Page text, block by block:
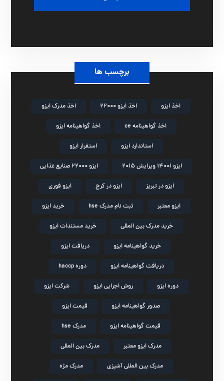
برچسب ها
اخذ ایزو اخذ ایزو 22000 اخذ مدرک ایزو
اخذ گواهینامه ce اخذ گواهینامه ایزو
استاندارد ایزو استقرار ایزو
ایزو 14001 ویرایش 2015 ایزو 22000 صنایع غذایی
ایزو در تبریز ایزو در کرج ایزو فوری
ایزو معتبر ثبت نام مدرک hse خرید ایزو
خرید مدرک بین المللی خرید مستندات ایزو
خرید گواهینامه ایزو دریافت ایزو
دریافت گواهینامه ایزو دوره haccp
دوره ایزو روش اجرایی ایزو شرکت ایزو
صدور گواهینامه ایزو قیمت ایزو
قیمت گواهینامه ایزو مدرک hse
مدرک ایزو معتبر مدرک بین المللی
مدرک بین المللی آشپزی مدرک مژه